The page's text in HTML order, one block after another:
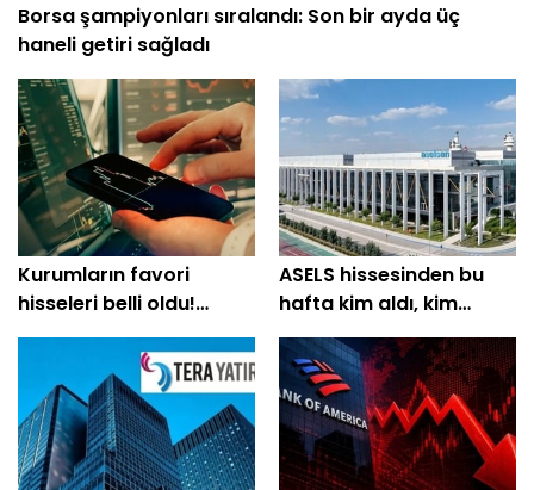
Borsa şampiyonları sıralandı: Son bir ayda üç
haneli getiri sağladı
Kurumların favori
hisseleri belli oldu!
Yüzde 200'e yakın getiri
ASELS hissesinden bu
hafta kim aldı, kim
sattı?